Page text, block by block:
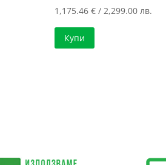
1,175.46€ / 2,299.00 лв.
Купи